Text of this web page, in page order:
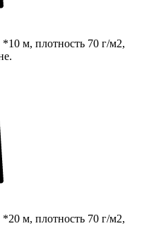
м, плотность 70 г/м2,
м, плотность 70 г/м2,